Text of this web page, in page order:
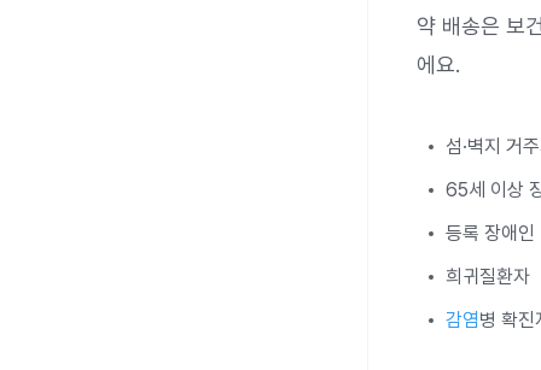
약 배송은 보
에요.
섬·벽지 거
65세 이상
등록 장애인
희귀질환자
감염병 확진